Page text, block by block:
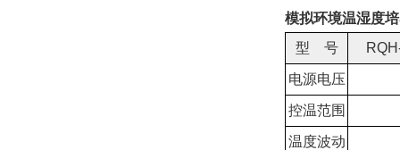
模拟‌环境温湿度
型 号
电源电压
控温范围
温度波动